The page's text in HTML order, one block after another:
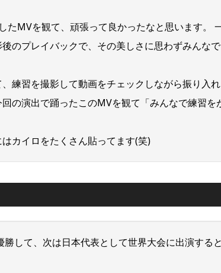
たMVを観て、頑張って良かったなと思います。
のプレイバックで、その美しさに思わずみんなで
練習を撮影して動画をチェックしながら振り入れ
の演出で踊ったこのMVを観て「みんなで練習を
カイロをたくさん貼ってます(笑)
して、次は日本代表として世界大会に出演する